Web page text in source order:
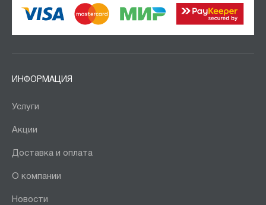
ИНФОРМАЦИЯ
Услуги
Акции
Доставка и оплата
О компании
Новости